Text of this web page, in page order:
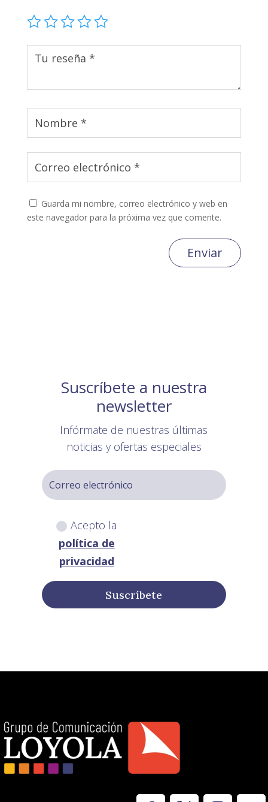
Guarda mi nombre, correo electrónico y web en
este navegador para la próxima vez que comente.
Enviar
Suscríbete a nuestra
newsletter
Infórmate de nuestras últimas
noticias y ofertas especiales
Acepto la
política de
privacidad
Suscríbete